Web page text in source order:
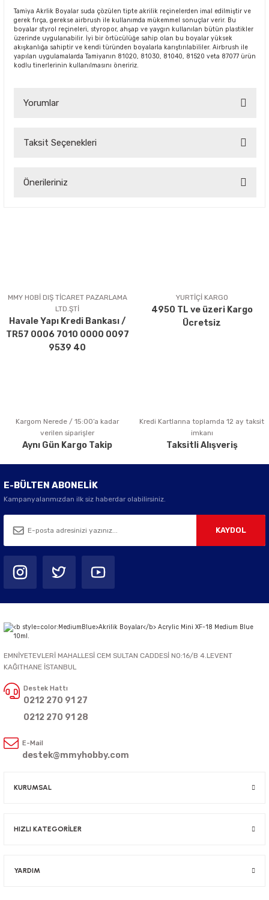
Tamiya Akrlik Boyalar suda çözülen tipte akrilik reçinelerden imal edilmiştir ve
gerek fırça, gerekse airbrush ile kullanımda mükemmel sonuçlar verir. Bu
boyalar styrol reçineleri, styropor, ahşap ve yaygın kullanılan bütün plastikler
üzerinde uygulanabilir. İyi bir örtücülüğe sahip olan bu boyalar yüksek
akışkanlığa sahiptir ve kendi türünden boyalarla karıştırılabililer. Airbrush ile
yapılan uygulamalarda Tamiyanın 81020, 81030, 81040, 81520 veta 87077 ürün
kodlu tinerlerinin kullanılmasını öneririz.
Yorumlar
Taksit Seçenekleri
Önerileriniz
Ürün açıklamasında eksik bilgiler bulunuyor.
Ürün bilgilerinde hatalar bulunuyor.
Ürün fiyatı diğer sitelerden daha pahalı.
Bu ürüne benzer farklı alternatifler olmalı.
Gönder
MMY HOBİ DIŞ TİCARET PAZARLAMA
LTD.ŞTİ
Havale Yapı Kredi Bankası /
TR57 0006 7010 0000 0097
9539 40
YURTİÇİ KARGO
4950 TL ve üzeri Kargo
Ücretsiz
Kargom Nerede / 15:00’a kadar
verilen siparişler
Aynı Gün Kargo Takip
Kredi Kartlarına toplamda 12 ay taksit
imkanı
Taksitli Alışveriş
E-BÜLTEN ABONELİK
Kampanyalarımızdan ilk siz haberdar olabilirsiniz.
KAYDOL
EMNİYETEVLERİ MAHALLESİ CEM SULTAN CADDESİ NO:16/B 4.LEVENT
KAĞITHANE İSTANBUL
Destek Hattı
0212 270 91 27
0212 270 91 28
E-Mail
destek@mmyhobby.com
KURUMSAL
HIZLI KATEGORİLER
YARDIM